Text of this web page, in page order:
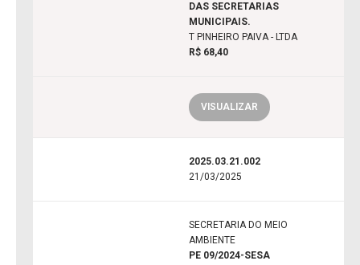
DAS SECRETARIAS
MUNICIPAIS.
T PINHEIRO PAIVA - LTDA
R$ 68,40
VISUALIZAR
2025.03.21.002
21/03/2025
SECRETARIA DO MEIO
AMBIENTE
PE 09/2024-SESA